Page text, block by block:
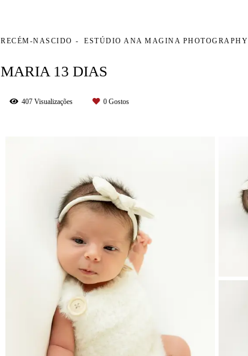
RECÉM-NASCIDO ESTÚDIO ANA MAGINA PHOTOGRAPHY
MARIA 13 DIAS
407 Visualizações 0 Gostos